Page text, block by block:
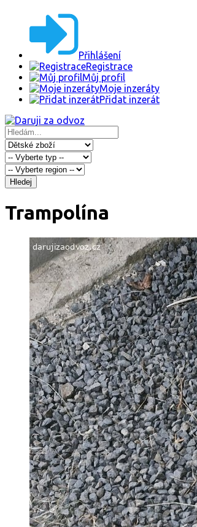
Přihlášení
Registrace
Můj profil
Moje inzeráty
Přidat inzerát
Hledej
Trampolína